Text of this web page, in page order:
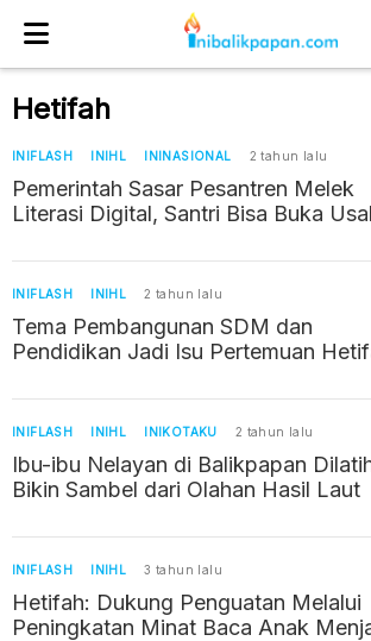
Hetifah
INIFLASH INIHL ININASIONAL 2 tahun lalu
Pemerintah Sasar Pesantren Melek
Literasi Digital, Santri Bisa Buka
INIFLASH INIHL 2 tahun lalu
Tema Pembangunan SDM dan
Pendidikan Jadi Isu Pertemuan
INIFLASH INIHL INIKOTAKU 2 tahun lalu
Ibu-ibu Nelayan di Balikpapan
Bikin Sambel dari Olahan Hasil Laut
INIFLASH INIHL 3 tahun lalu
Hetifah: Dukung Penguatan Melalui
Peningkatan Minat Baca Anak